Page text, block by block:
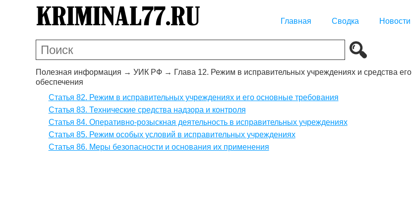
Главная Сводка Новости
Полезная информация → УИК РФ → Глава 12. Режим в исправительных учреждениях и средства его
обеспечения
Статья 82. Режим в исправительных учреждениях и его основные требования
Статья 83. Технические средства надзора и контроля
Статья 84. Оперативно-розыскная деятельность в исправительных учреждениях
Статья 85. Режим особых условий в исправительных учреждениях
Статья 86. Меры безопасности и основания их применения